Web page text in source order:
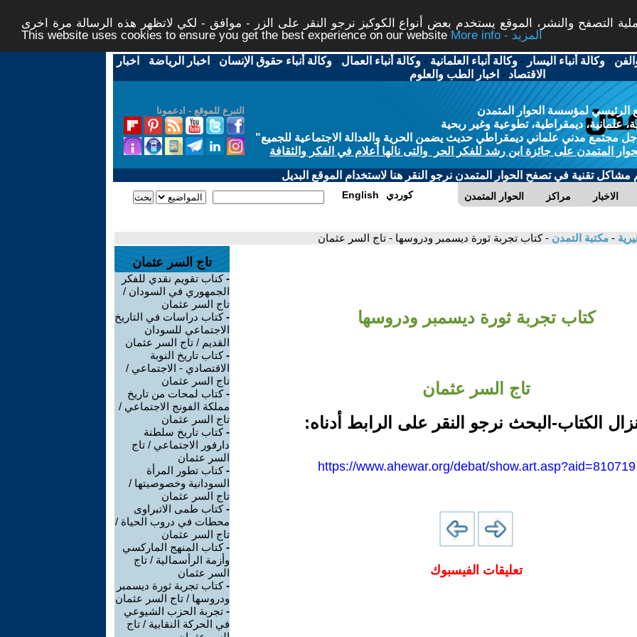
التصفح والنشر، الموقع يستخدم بعض أنواع الكوكيز نرجو النقر على الزر - موافق - لكي لاتظهر هذه الرسالة مرة اخرى -
This website uses cookies to ensure you get the best experience on our website
More info - المزيد
-وكالة أنباء اليسار -وكالة أنباء العلمانية -وكالة أنباء العمال -وكالة أنباء حقوق الإنسان - اخبار الرياضة - اخبار
الاقتصاد - اخبار الطب والعلوم
التبرع للموقع - ادعمونا
الرئيسي لمؤسسة الحوار المتمدن
علمانية، ديمقراطية، تطوعية وغير ربحية
مجتمع مدني علماني ديمقراطي حديث يضمن الحرية والعدالة الاجتماعية للجميع"
المتمدن على جائزة ابن رشد للفكر الحر والتى نالها أعلام في الفكر والثقافة
مشاكل تقنية في تصفح الحوار المتمدن نرجو النقر هنا لاستخدام الموقع البديل
الحوار المتمدن مراكز الاخبار English كوردي
- مكتبة التمدن - كتاب تجربة ثورة ديسمبر ودروسها - تاج السر عثمان
كتاب تجربة ثورة ديسمبر ودروسها
تاج السر عثمان
الكتاب-البحث نرجو النقر على الرابط أدناه:
https://www.ahewar.org/debat/show.art.asp?aid=810719
تعليقات الفيسبوك
تاج السر عثمان
-كتاب تقويم نقدي للفكر
الجمهوري في السودان /
تاج السر عثمان
-كتاب دراسات في التاريخ
الاجتماعي للسودان
القديم / تاج السر عثمان
-كتاب تاريخ النوبة
الاقتصادي - الاجتماعي /
تاج السر عثمان
-كتاب لمحات من تاريخ
مملكة الفونج الاجتماعي /
تاج السر عثمان
-كتاب تاريخ سلطنة
دارفور الاجتماعي / تاج
السر عثمان
-كتاب تطور المرأة
السودانية وخصوصيتها /
تاج السر عثمان
-كتاب طمى الاتبراوى
محطات في دروب الحياة /
تاج السر عثمان
-كتاب المنهج الماركسي
وأزمة الرأسمالية / تاج
السر عثمان
-كتاب تجربة ثورة ديسمبر
ودروسها / تاج السر عثمان
- تجربة الحزب الشيوعي
في الحركة النقابية / تاج